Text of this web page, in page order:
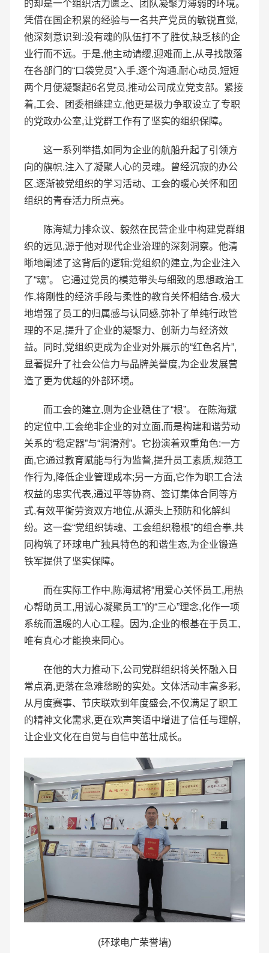
的却是一个组织活力匮乏、团队凝聚力薄弱的环境。
凭借在国企积累的经验与一名共产党员的敏锐直觉,
他深刻意识到:没有魂的队伍打不了胜仗,缺乏核的企
业行而不远。于是,他主动请缨,迎难而上,从寻找散落
在各部门的“口袋党员”入手,逐个沟通,耐心动员,短短
两个月便凝聚起6名党员,推动公司成立党支部。紧接
着,工会、团委相继建立,他更是极力争取设立了专职
的党政办公室,让党群工作有了坚实的组织保障。
这一系列举措,如同为企业的航船升起了引领方
向的旗帜,注入了凝聚人心的灵魂。曾经沉寂的办公
区,逐渐被党组织的学习活动、工会的暖心关怀和团
组织的青春活力所点亮。
陈海斌力排众议、毅然在民营企业中构建党群组
织的远见,源于他对现代企业治理的深刻洞察。他清
晰地阐述了这背后的逻辑:党组织的建立,为企业注入
了“魂”。 它通过党员的模范带头与细致的思想政治工
作,将刚性的经济手段与柔性的教育关怀相结合,极大
地增强了员工的归属感与认同感,弥补了单纯行政管
理的不足,提升了企业的凝聚力、创新力与经济效
益。同时,党组织更成为企业对外展示的“红色名片”,
显著提升了社会公信力与品牌美誉度,为企业发展营
造了更为优越的外部环境。
而工会的建立,则为企业稳住了“根”。 在陈海斌
的定位中,工会绝非企业的对立面,而是构建和谐劳动
关系的“稳定器”与“润滑剂”。它扮演着双重角色:一方
面,它通过教育赋能与行为监督,提升员工素质,规范工
作行为,降低企业管理成本;另一方面,它作为职工合法
权益的忠实代表,通过平等协商、签订集体合同等方
式,有效平衡劳资双方地位,从源头上预防和化解纠
纷。这一套“党组织铸魂、工会组织稳根”的组合拳,共
同构筑了环球电广独具特色的和谐生态,为企业锻造
铁军提供了坚实保障。
而在实际工作中,陈海斌将“用爱心关怀员工,用热
心帮助员工,用诚心凝聚员工”的“三心”理念,化作一项
系统而温暖的人心工程。因为,企业的根基在于员工,
唯有真心才能换来同心。
在他的大力推动下,公司党群组织将关怀融入日
常点滴,更落在急难愁盼的实处。文体活动丰富多彩,
从月度赛事、节庆联欢到年度盛会,不仅满足了职工
的精神文化需求,更在欢声笑语中增进了信任与理解,
让企业文化在自觉与自信中茁壮成长。
(环球电广荣誉墙)